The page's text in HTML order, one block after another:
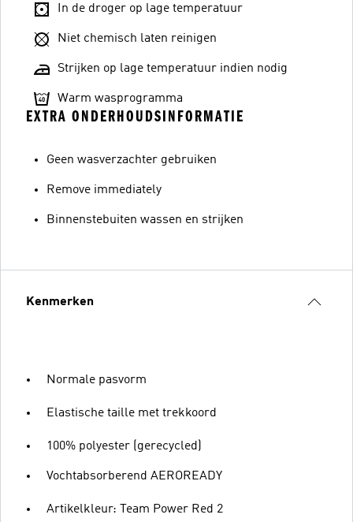
In de droger op lage temperatuur
Niet chemisch laten reinigen
Strijken op lage temperatuur indien nodig
Warm wasprogramma
EXTRA ONDERHOUDSINFORMATIE
Geen wasverzachter gebruiken
Remove immediately
Binnenstebuiten wassen en strijken
Kenmerken
Normale pasvorm
Elastische taille met trekkoord
100% polyester (gerecycled)
Vochtabsorberend AEROREADY
Artikelkleur: Team Power Red 2